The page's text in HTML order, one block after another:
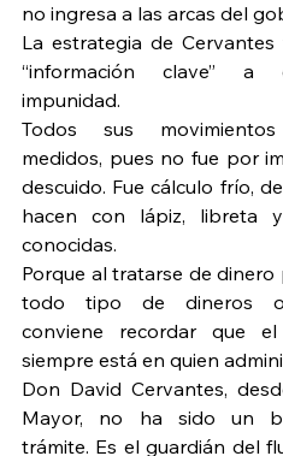
no ingresa a las arcas del
La estrategia de
“información clave” a
impunidad.
Todos sus
medidos, pues no fue por
descuido. Fue cálculo frío,
hacen con lápiz, libreta
conocidas.
Porque al tratarse de dinero
todo tipo de dineros o
conviene recordar que
siempre está en quien
Don David Cervantes,
Mayor, no ha sido un
trámite. Es el guardián del